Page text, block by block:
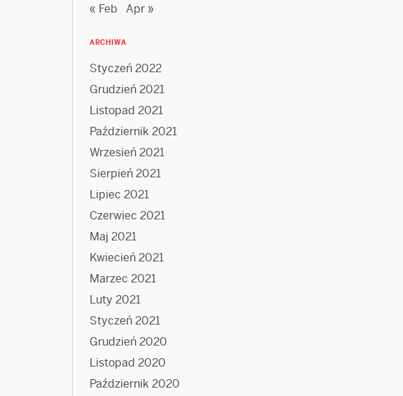
« Feb
Apr »
ARCHIWA
Styczeń 2022
Grudzień 2021
Listopad 2021
Październik 2021
Wrzesień 2021
Sierpień 2021
Lipiec 2021
Czerwiec 2021
Maj 2021
Kwiecień 2021
Marzec 2021
Luty 2021
Styczeń 2021
Grudzień 2020
Listopad 2020
Październik 2020